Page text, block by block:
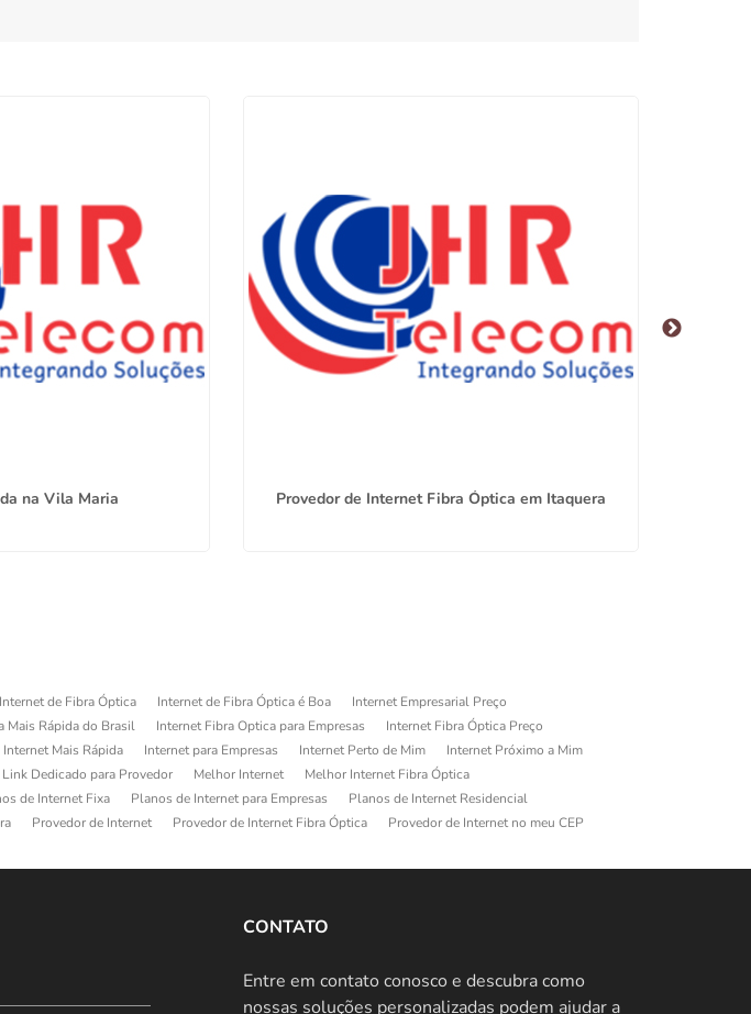
na Vila Maria Provedor de Internet Fibra Óptica em Itaquera
Internet de Fibra Óptica Internet de Fibra Óptica é Boa
Internet Empresarial Preço
Mais Rápida do Brasil Internet Fibra Optica para Empresas
Internet Fibra Óptica Preço
Internet Mais Rápida Internet para Empresas Internet Perto de Mim
Internet Próximo a Mim
Link Dedicado para Provedor Melhor Internet
Melhor Internet Fibra Óptica
de Internet Fixa Planos de Internet para Empresas
Planos de Internet Residencial
Provedor de Internet Provedor de Internet Fibra Óptica
Provedor de Internet no meu CEP
CONTATO
Entre em contato conosco e descubra como
nossas soluções personalizadas podem ajudar a